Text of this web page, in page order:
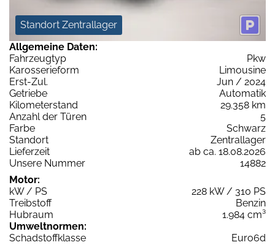
Standort Zentrallager
Allgemeine Daten:
Fahrzeugtyp
Pkw
Karosserieform
Limousine
Erst-Zul.
Jun / 2024
Getriebe
Automatik
Kilometerstand
29.358 km
Anzahl der Türen
5
Farbe
Schwarz
Standort
Zentrallager
Lieferzeit
ab ca. 18.08.2026
Unsere Nummer
14882
Motor:
kW / PS
228 kW / 310 PS
Treibstoff
Benzin
Hubraum
1.984 cm³
Umweltnormen:
Schadstoffklasse
Euro6d